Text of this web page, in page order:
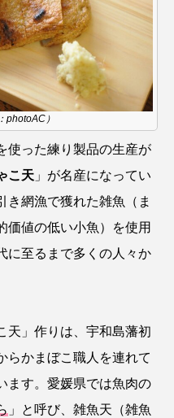
エイ
オ
ショウウオ
オタリア
カイギュウ
カニ
photoAC）
使った練り製品の生産が
こ天 」が名産になってい
き網漁で獲れた雑魚（ま
価値の低い小魚）を使用
に至るまで多くの人々か
天」作りは、宇和島藩初
らかまぼこ職人を連れて
ます。愛媛県では魚肉の
」と呼び、雑魚天（雑魚